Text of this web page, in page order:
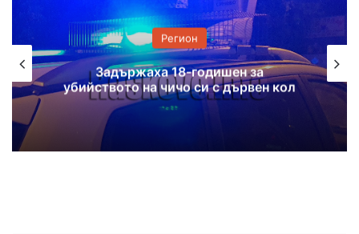
Регион
Задържаха 18-годишен за
убийството на чичо си с дървен кол